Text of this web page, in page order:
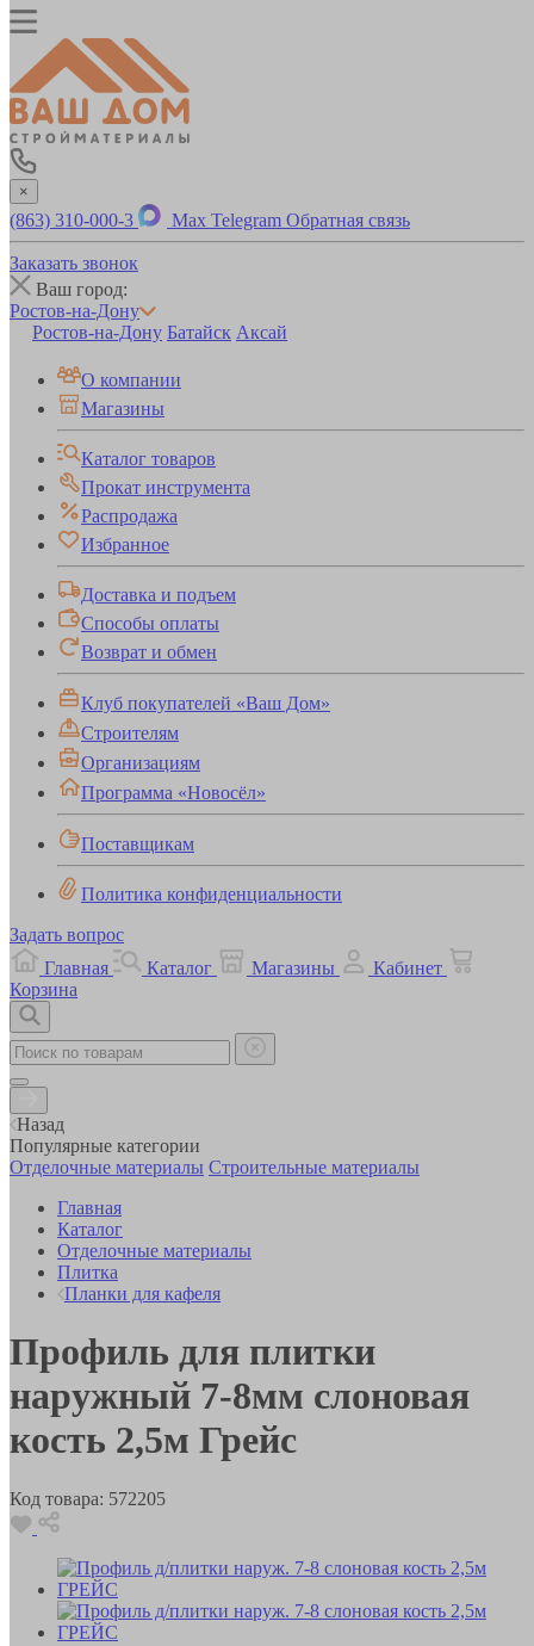
×
(863) 310-000-3 Max Telegram Обратная связь
Заказать звонок
Ваш город:
Ростов-на-Дону
Ростов-на-Дону Батайск Аксай
О компании
Магазины
Каталог товаров
Прокат инструмента
Распродажа
Избранное
Доставка и подъем
Способы оплаты
Возврат и обмен
Клуб покупателей «Ваш Дом»
Строителям
Организациям
Программа «Новосёл»
Поставщикам
Политика конфиденциальности
Задать вопрос
Главная
Каталог Магазины
Кабинет
Корзина
Назад
Популярные категории
Отделочные материалы Строительные материалы
Главная
Каталог
Отделочные материалы
Плитка
Планки для кафеля
Профиль для плитки
наружный 7-8мм слоновая
кость 2,5м Грейс
Код товара: 572205